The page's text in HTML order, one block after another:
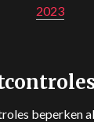
2023
beperken al